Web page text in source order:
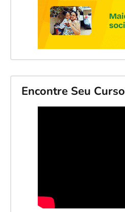
Encontre Seu Curso